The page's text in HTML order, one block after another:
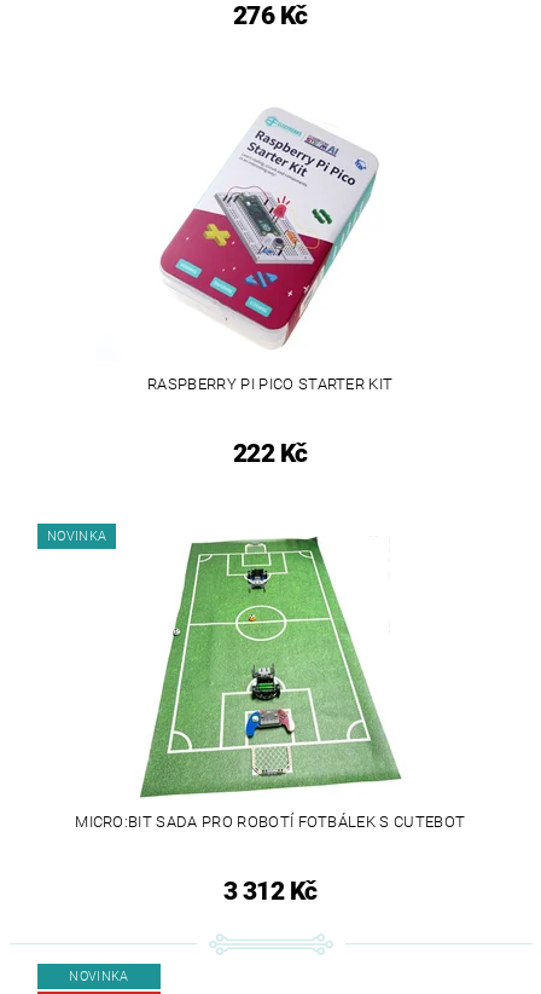
276 Kč
RASPBERRY PI PICO STARTER KIT
222 Kč
NOVINKA
MICRO:BIT SADA PRO ROBOTÍ FOTBÁLEK S CUTEBOT
3 312 Kč
NOVINKA